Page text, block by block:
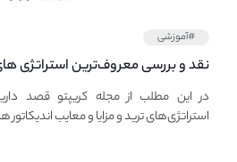
#آموزشی
نقد و بررسی معروف‌ترین استراتژی
استراتژی های مهم ترید در بازار کریپتو
در این مطلب از مجله کریپتو قصد
استراتژی‌های ترید و مزایا و معایب